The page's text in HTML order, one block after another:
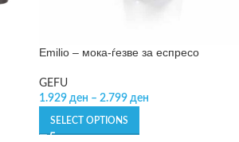
Emilio – мока-ѓезве за еспресо
GEFU
1.929 ден – 2.799 ден
SELECT OPTIONS